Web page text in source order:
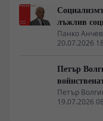
лъжлив
Панко Анчев
20.07.2026
Петър
Петър
19.07.2026